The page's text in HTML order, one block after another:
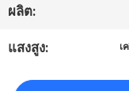
ติดต่อ
เรา
ผลิต:
แสงสูง: เ